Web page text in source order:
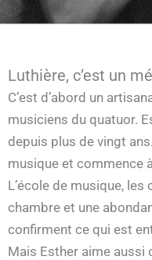
Luthière, c’est un
C’est d’abord un
musiciens du quatuor.
depuis plus de vingt
musique et commence
L’école de musique,
chambre et une
confirment ce qui est
Mais Esther aime aussi